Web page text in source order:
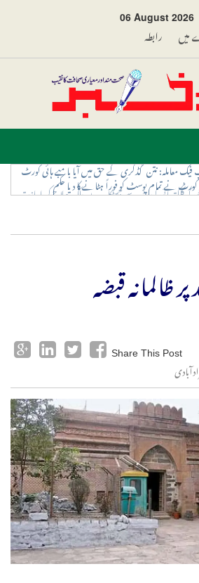
06 August 2026
میں رابطہ
کو کلکتہ ہائی کورٹ سے جھٹکا، بیرونِ ملک علاج کی اجازت
ظالمانہ قبضہ
Share This Post